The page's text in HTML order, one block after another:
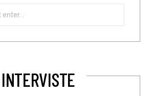
INTERVISTE